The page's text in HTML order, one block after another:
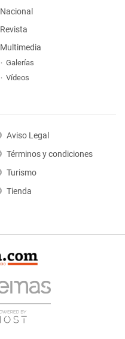
Nacional
Revista
Multimedia
Galerías
Vídeos
Aviso Legal
Términos y condiciones
Turismo
Tienda